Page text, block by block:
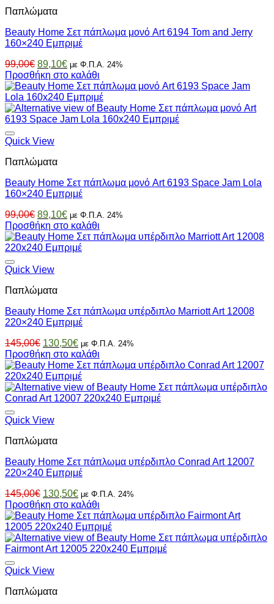
Παπλώματα
Beauty Home Σετ πάπλωμα μονό Art 6194 Tom and Jerry
160×240 Εμπριμέ
99,00€ Original
price
was:
99,00€.
89,10€Η
τρέχουσα
τιμή
είναι:
89,10€.
με Φ.Π.Α. 24%
Προσθήκη στο καλάθι
Quick View
Παπλώματα
Beauty Home Σετ πάπλωμα μονό Art 6193 Space Jam Lola
160×240 Εμπριμέ
99,00€ Original
price
was:
99,00€.
89,10€Η
τρέχουσα
τιμή
είναι:
με Φ.Π.Α. 24%
Προσθήκη στο καλάθι
Quick View
Παπλώματα
Beauty Home Σετ πάπλωμα υπέρδιπλο Marriott Art 12008
220×240 Εμπριμέ
145,00€ Original
price
was:
145,00€.
130,50€Η
τρέχουσα
τιμή
είναι:
130,50€.
με Φ.Π.Α. 24%
Προσθήκη στο καλάθι
Quick View
Παπλώματα
Beauty Home Σετ πάπλωμα υπέρδιπλο Conrad Art 12007
220×240 Εμπριμέ
145,00€ Original
price
was:
145,00€.
130,50€Η
τρέχουσα
τιμή
είναι:
130,50€.
με Φ.Π.Α. 24%
Προσθήκη στο καλάθι
Quick View
Παπλώματα